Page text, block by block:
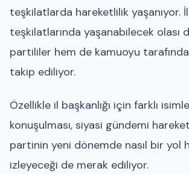
teşkilatlarda hareketlilik yaşanıyor.
teşkilatlarında yaşanabilecek olası
partililer hem de kamuoyu
takip ediliyor.
Özellikle il başkanlığı için farklı
konuşulması, siyasi gündemi
partinin yeni dönemde nasıl bir yol
izleyeceği de merak ediliyor.